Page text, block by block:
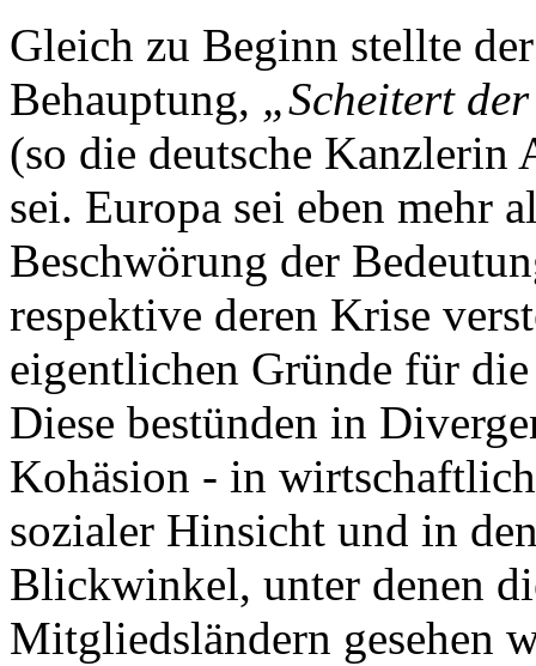
Gleich zu Beginn stellte
Behauptung, „Scheitert
(so die deutsche
sei. Europa sei eben mehr
Beschwörung der
respektive deren Krise
eigentlichen Gründe für
Diese bestünden in
Kohäsion - in
sozialer Hinsicht und in
Blickwinkel, unter denen
Mitgliedsländern gesehen